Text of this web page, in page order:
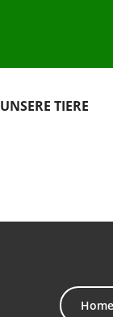
UNSERE TIERE
Home